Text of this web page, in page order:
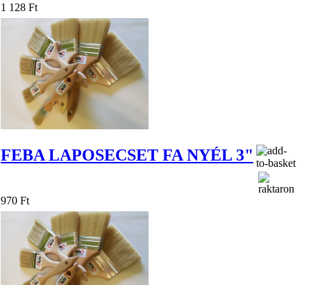
1 128 Ft
FEBA LAPOSECSET FA NYÉL 3"
970 Ft